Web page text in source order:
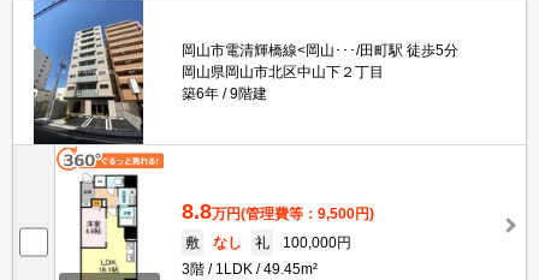
岡山市電清輝橋線<岡山･･･/田町駅 徒歩5分
岡山県岡山市北区中山下２丁目
築6年
9階建
8.8万円(管理費等：9,500円)
敷
なし 礼
100,000円
3階
1LDK 49.45m²